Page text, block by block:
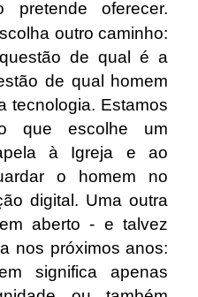
oferecer.
outro caminho:
de qual é a
de qual homem
tecnologia. Estamos
que escolhe um
à Igreja e ao
o homem no
digital. Uma outra
aberto - e talvez
nos próximos anos:
significa apenas